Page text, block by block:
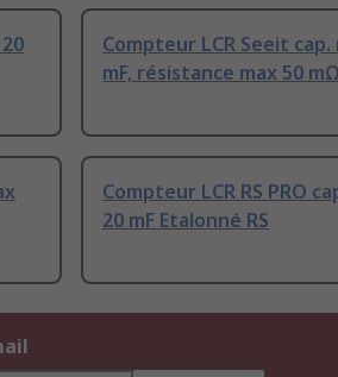
Compteur LCR Seeit cap.
mF, résistance max 50
Compteur LCR RS PRO
20 mF Etalonné RS